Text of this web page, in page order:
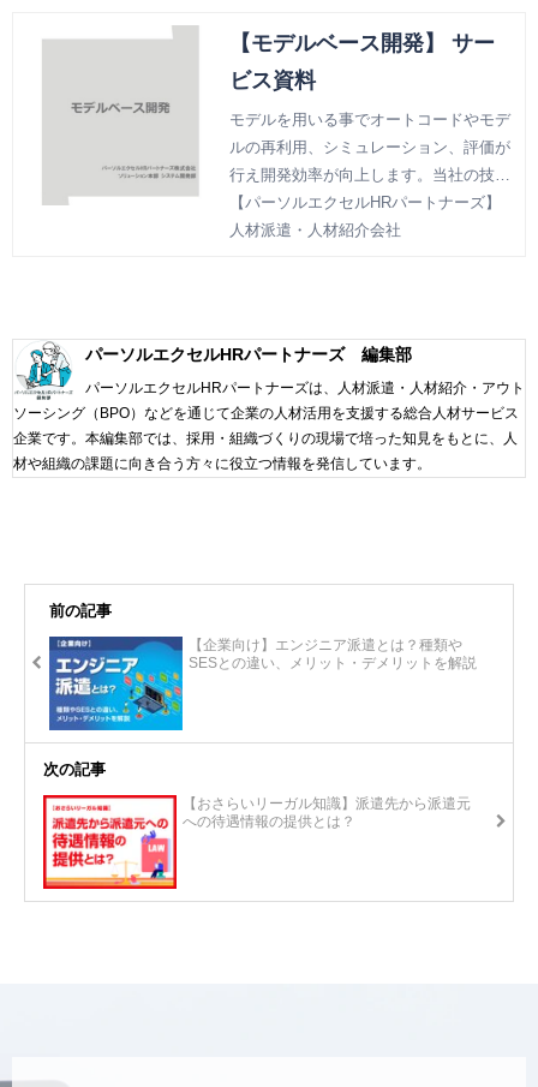
【モデルベース開発】 サー
ビス資料
モデルを用いる事でオートコードやモデ
ルの再利用、シミュレーション、評価が
行え開発効率が向上します。当社の技
術、特徴から開発実績まご覧いただけま
す。
【パーソルエクセルHRパートナーズ】
人材派遣・人材紹介会社
パーソルエクセルHRパートナーズ 編集部
パーソルエクセルHRパートナーズは、人材派遣・人材紹介・アウト
ソーシング（BPO）などを通じて企業の人材活用を支援する総合人材サービス
企業です。本編集部では、採用・組織づくりの現場で培った知見をもとに、人
材や組織の課題に向き合う方々に役立つ情報を発信しています。
前の記事
【企業向け】エンジニア派遣とは？種類や
SESとの違い、メリット・デメリットを解説
次の記事
【おさらいリーガル知識】派遣先から派遣元
への待遇情報の提供とは？